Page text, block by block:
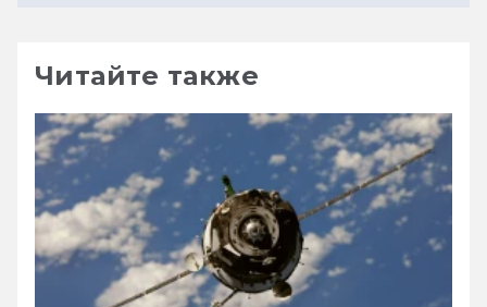
Читайте также